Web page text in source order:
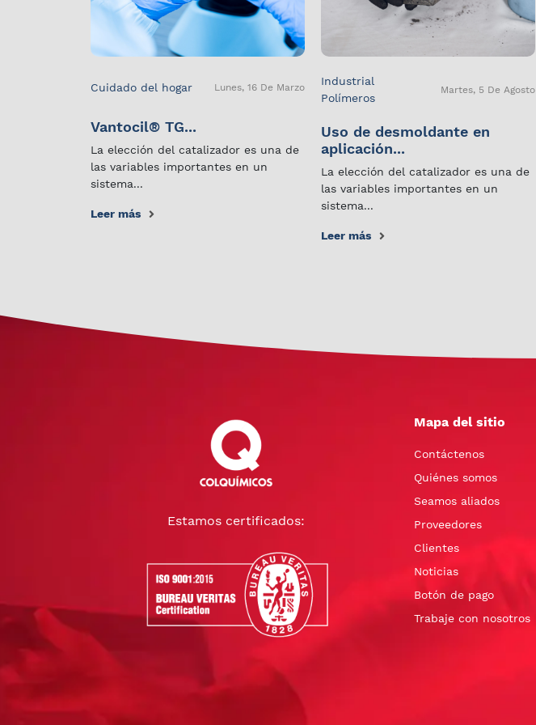
Cuidado del hogar Lunes, 16 De Marzo
Vantocil® TG...
La elección del catalizador es una de
las variables importantes en un
sistema...
Leer más
Industrial
Polímeros
Martes, 5 De Agosto
Uso de desmoldante en
aplicación...
La elección del catalizador es una de
las variables importantes en un
sistema...
Leer más
Estamos certificados:
Mapa del sitio
Contáctenos
Quiénes somos
Seamos aliados
Proveedores
Clientes
Noticias
Botón de pago
Trabaje con nosotros